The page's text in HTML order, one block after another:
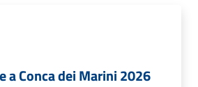
a Conca dei Marini 2026